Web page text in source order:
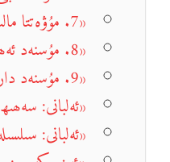
«7. مۇۋەتتا مالىك»
«8. مۇسنەد ئەھمەد»
«9. مۇسنەد دارىمىي»
«ئەلبانى:
«ئەلبانى: